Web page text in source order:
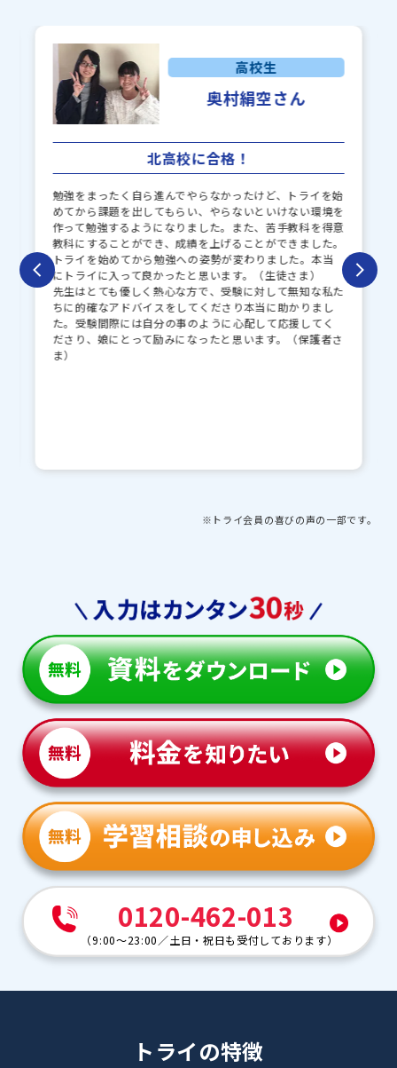
高校生
奥村絹空さん
北高校に合格！
勉強をまったく自ら進んでやらなかったけど、トライを始
めてから課題を出してもらい、やらないといけない環境を
作って勉強するようになりました。また、苦手教科を得意
教科にすることができ、成績を上げることができました。
トライを始めてから勉強への姿勢が変わりました。本当
にトライに入って良かったと思います。（生徒さま）
先生はとても優しく熱心な方で、受験に対して無知な私た
ちに的確なアドバイスをしてくださり本当に助かりまし
た。受験間際には自分の事のように心配して応援してく
ださり、娘にとって励みになったと思います。（保護者さ
ま）
※トライ会員の喜びの声の一部です。
0120-462-013
（9:00～23:00 ／土日・祝日も受付しております）
トライの特徴